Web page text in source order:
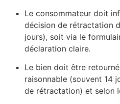
Le consommateur doit
décision de rétractation
jours), soit via le
déclaration claire.
Le bien doit être
raisonnable (souvent 14
de rétractation) et selon